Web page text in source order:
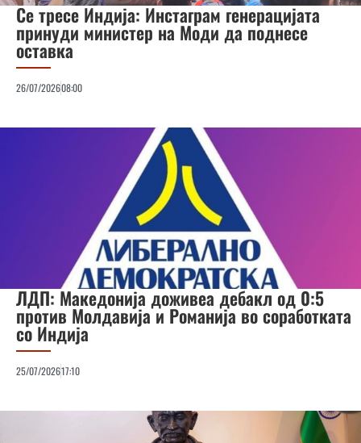
Се тресе Индија: Инстаграм генерацијата
принуди министер на Моди да поднесе
оставка
26/07/202608:00
ЛДП: Македонија доживеа дебакл од 0:5
против Молдавија и Романија во соработката
со Индија
25/07/202617:10